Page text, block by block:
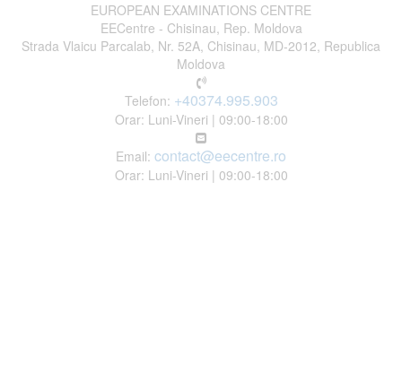
EUROPEAN EXAMINATIONS CENTRE
EECentre - Chisinau, Rep. Moldova
Strada Vlaicu Parcalab, Nr. 52A, Chisinau, MD-2012, Republica
Moldova
Telefon: +40374.995.903
Orar: Luni-Vineri | 09:00-18:00
Email: contact@eecentre.ro
Orar: Luni-Vineri | 09:00-18:00